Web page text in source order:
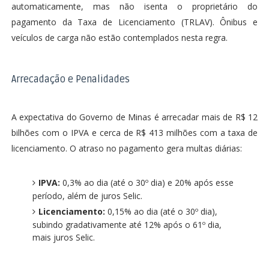
automaticamente, mas não isenta o proprietário do
pagamento da Taxa de Licenciamento (TRLAV). Ônibus e
veículos de carga não estão contemplados nesta regra.
Arrecadação e Penalidades
A expectativa do Governo de Minas é arrecadar mais de R$ 12
bilhões com o IPVA e cerca de R$ 413 milhões com a taxa de
licenciamento. O atraso no pagamento gera multas diárias:
IPVA: 0,3% ao dia (até o 30º dia) e 20% após esse
período, além de juros Selic.
Licenciamento: 0,15% ao dia (até o 30º dia),
subindo gradativamente até 12% após o 61º dia,
mais juros Selic.